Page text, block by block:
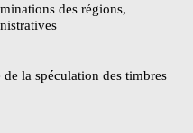
des régions,
la spéculation des timbres